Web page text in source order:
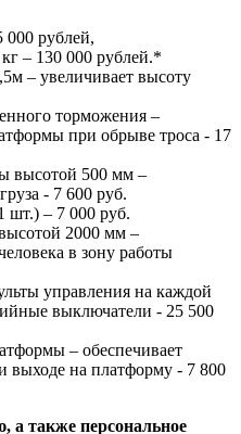
000 рублей,
– 130 000 рублей.*
– увеличивает высоту
торможения –
при обрыве троса - 17
высотой 500 мм –
- 7 600 руб.
шт.) – 7 000 руб.
2000 мм –
в зону работы
управления на каждой
выключатели - 25 500
– обеспечивает
выходе на платформу - 7 800
также персональное